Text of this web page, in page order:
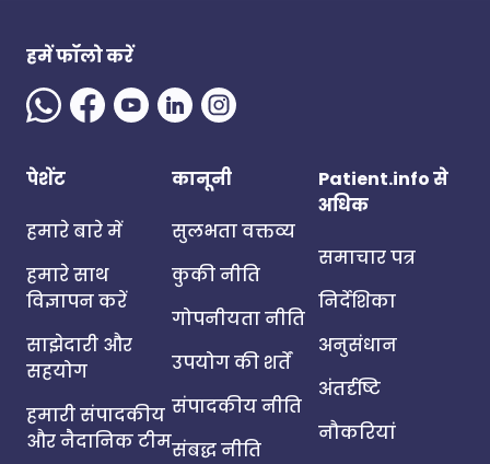
हमें फॉलो करें
पेशेंट
हमारे बारे में
हमारे साथ
विज्ञापन करें
साझेदारी और
सहयोग
हमारी संपादकीय
और नैदानिक टीम
कानूनी
सुलभता वक्तव्य
कुकी नीति
गोपनीयता नीति
उपयोग की शर्तें
संपादकीय नीति
संबद्ध नीति
Patient.info से
अधिक
समाचार पत्र
निर्देशिका
अनुसंधान
अंतर्दृष्टि
नौकरियां